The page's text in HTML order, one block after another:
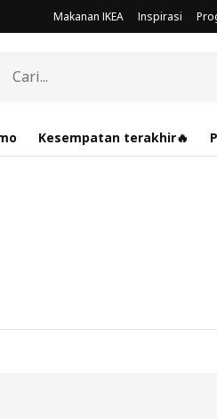
Makanan IKEA Inspirasi
Kesempatan terakhir🔥